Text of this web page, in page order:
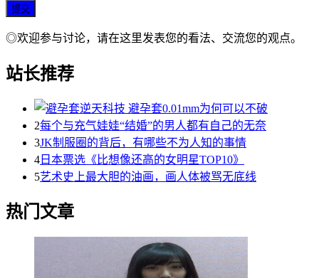
◎欢迎参与讨论，请在这里发表您的看法、交流您的观点。
站长推荐
2每个与充气娃娃“结婚”的男人都有自己的无奈
3JK制服圈的背后，有哪些不为人知的事情
4 日本票选《比想像还高的女明星TOP10》
5艺术史上最大胆的油画，画人体被骂无底线
热门文章